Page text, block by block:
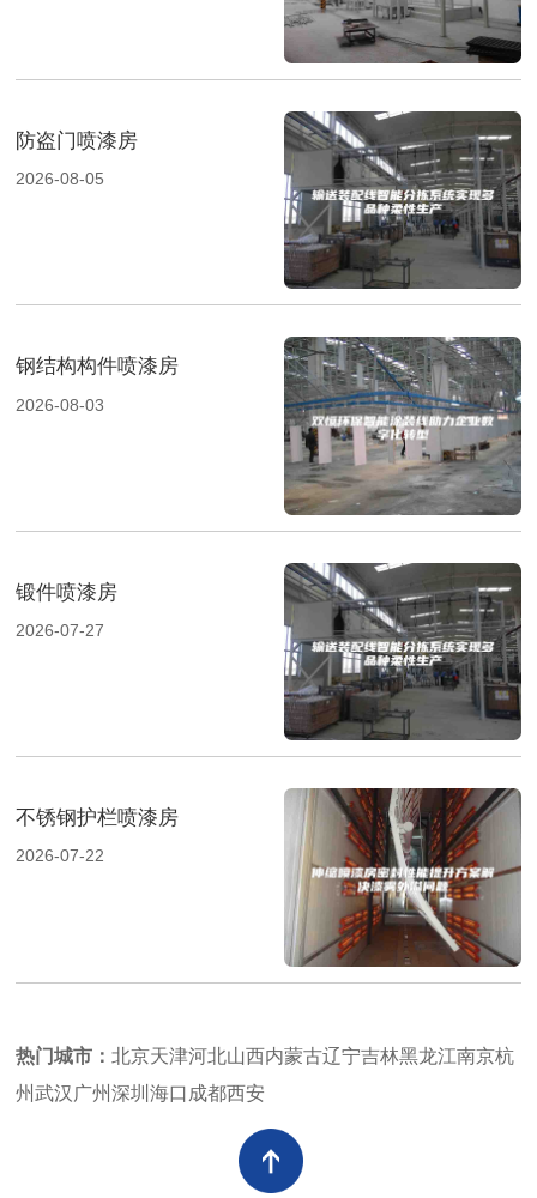
防盗门喷漆房
2026-08-05
钢结构构件喷漆房
2026-08-03
锻件喷漆房
2026-07-27
不锈钢护栏喷漆房
2026-07-22
热门城市：北京天津河北山西内蒙古辽宁吉林黑龙江南京杭
州武汉 广州深圳海口 成都西安